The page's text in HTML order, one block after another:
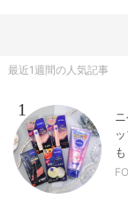
最近1週間の人気記事
1
も